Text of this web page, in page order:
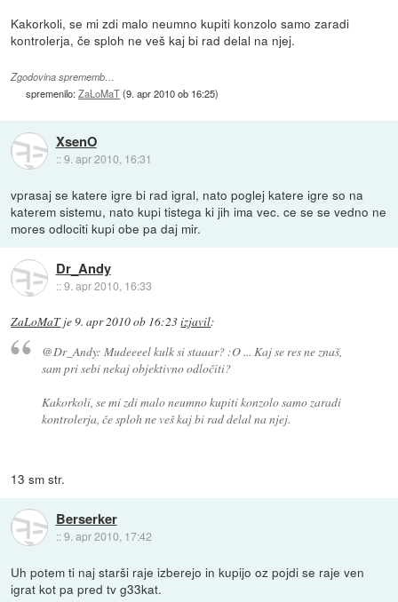
Kakorkoli, se mi zdi malo neumno kupiti konzolo samo zaradi
kontrolerja, če sploh ne veš kaj bi rad delal na njej.
Zgodovina sprememb…
spremenilo:ZaLoMaT(9. apr 2010 ob 16:25)
XsenO
::9. apr 2010, 16:31
vprasaj se katere igre bi rad igral, nato poglej katere igre so na
katerem sistemu, nato kupi tistega ki jih ima vec. ce se se vedno ne
mores odlociti kupi obe pa daj mir.
Dr_Andy
::9. apr 2010, 16:33
ZaLoMaTje9. apr 2010 ob 16:23izjavil:
@Dr_Andy: Mudeeeel kulk si staaar? :O ... Kaj se res ne znaš,
sam pri sebi nekaj objektivno odločiti?
Kakorkoli, se mi zdi malo neumno kupiti konzolo samo zaradi
kontrolerja, če sploh ne veš kaj bi rad delal na njej.
13 sm str.
Berserker
::9. apr 2010, 17:42
Uh potem ti naj starši raje izberejo in kupijo oz pojdi se raje ven
igrat kot pa pred tv g33kat.